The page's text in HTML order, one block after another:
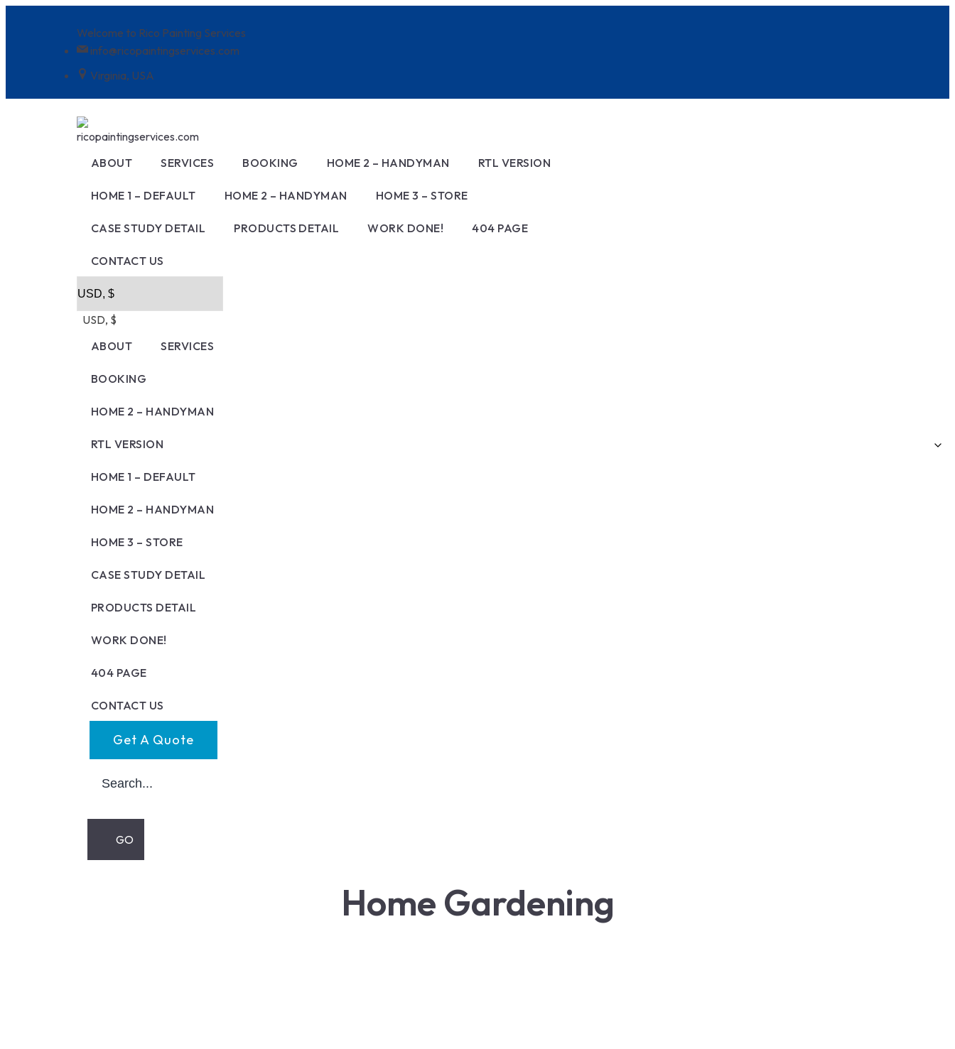
Welcome to Rico Painting Services
info@ricopaintingservices.com
Virginia, USA
ABOUT SERVICES
SERVICES LISTING
SERVICE DETAIL DOOR INSTALLATION
BOOKING
STYLE – 1
STYLE – 2
HOME 2 – HANDYMAN RTL VERSION
HOME 1 – DEFAULT HOME 2 – HANDYMAN HOME 3 – STORE
CASE STUDY DETAIL PRODUCTS DETAIL WORK DONE! 404 PAGE
CONTACT US
USD, $
ABOUT
SERVICES
SERVICE DETAIL
BOOKING
STYLE – 1
STYLE – 2
STYLE – 3
HOME 2 – HANDYMAN
RTL VERSION
HOME 1 – DEFAULT
HOME 2 – HANDYMAN
HOME 3 – STORE
CASE STUDY DETAIL
PRODUCTS DETAIL
WORK DONE!
404 PAGE
CONTACT US
Get A Quote
Home Gardening